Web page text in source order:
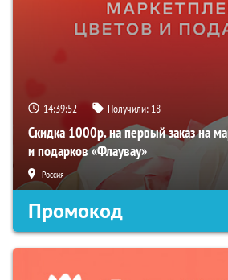
14:39:51 Получили: 18
Скидка 1000р. на первый заказ на
и подарков «Флаувау»
Россия
Промокод